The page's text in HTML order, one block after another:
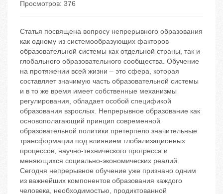
Просмотров: 376
Статья посвящена вопросу непрерывного образования
как одному из системообразующих факторов
образовательной системы как отдельной страны, так и
глобального образовательного сообщества. Обучение
на протяжении всей жизни – это сфера, которая
составляет значимую часть образовательной системы
и в то же время имеет собственные механизмы
регулирования, обладает особой спецификой
образования взрослых. Непрерывное образование как
основополагающий принцип современной
образовательной политики претерпело значительные
трансформации под влиянием глобализационных
процессов, научно-технического прогресса и
меняющихся социально-экономических реалий.
Сегодня непрерывное обучение уже признано одним
из важнейших компонентов образования каждого
человека, необходимостью, продиктованной